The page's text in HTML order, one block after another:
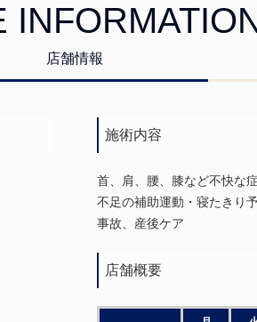
店舗情報
施術内容
首、肩、腰、膝など不快な
不足の補助運動・寝たきり
事故、産後ケア
店舗概要